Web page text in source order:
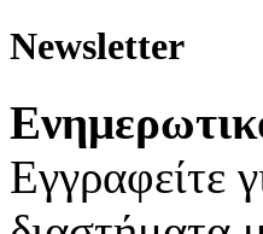
Newsletter
Εγγραφείτε